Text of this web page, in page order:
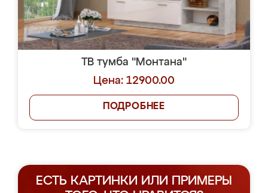
ТВ тумба "Монтана"
Цена: 12900.00
ПОДРОБНЕЕ
ЕСТЬ КАРТИНКИ ИЛИ ПРИМЕРЫ